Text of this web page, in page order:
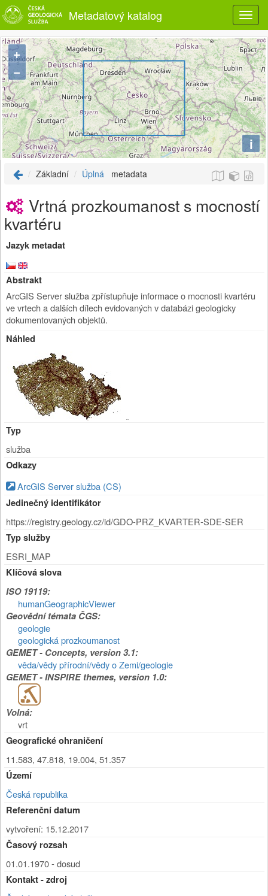
Metadatový katalog
+
−
i
Základní Úplná metadata
Vrtná prozkoumanost s mocností
kvartéru
Jazyk metadat
Abstrakt
ArcGIS Server služba zpřístupňuje informace o mocnosti kvartéru
ve vrtech a dalších dílech evidovaných v databázi geologicky
dokumentovaných objektů.
Náhled
Typ
služba
Odkazy
ArcGIS Server služba (CS)
Jedinečný identifikátor
https://registry.geology.cz/id/GDO-PRZ_KVARTER-SDE-SER
Typ služby
ESRI_MAP
Klíčová slova
ISO 19119:
humanGeographicViewer
Geovědní témata ČGS:
geologie
geologická prozkoumanost
GEMET - Concepts, version 3.1:
věda/vědy přírodní/vědy o Zemi/geologie
GEMET - INSPIRE themes, version 1.0:
Volná:
vrt
Geografické ohraničení
11.583, 47.818, 19.004, 51.357
Území
Česká republika
Referenční datum
vytvoření: 15.12.2017
Časový rozsah
01.01.1970 - dosud
Kontakt - zdroj